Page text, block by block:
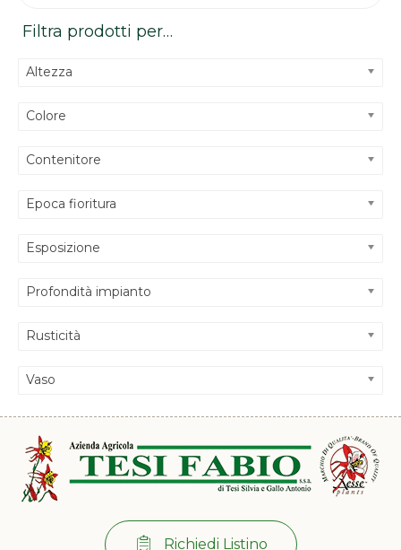
Filtra prodotti per…
Altezza
Colore
Contenitore
Epoca fioritura
Esposizione
Profondità impianto
Rusticità
Vaso
Richiedi Listino